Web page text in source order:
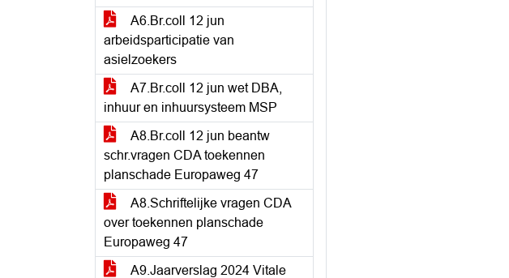
A6.Br.coll 12 jun
arbeidsparticipatie van
asielzoekers
A7.Br.coll 12 jun wet DBA,
inhuur en inhuursysteem MSP
A8.Br.coll 12 jun beantw
schr.vragen CDA toekennen
planschade Europaweg 47
A8.Schriftelijke vragen CDA
over toekennen planschade
Europaweg 47
A9.Jaarverslag 2024 Vitale